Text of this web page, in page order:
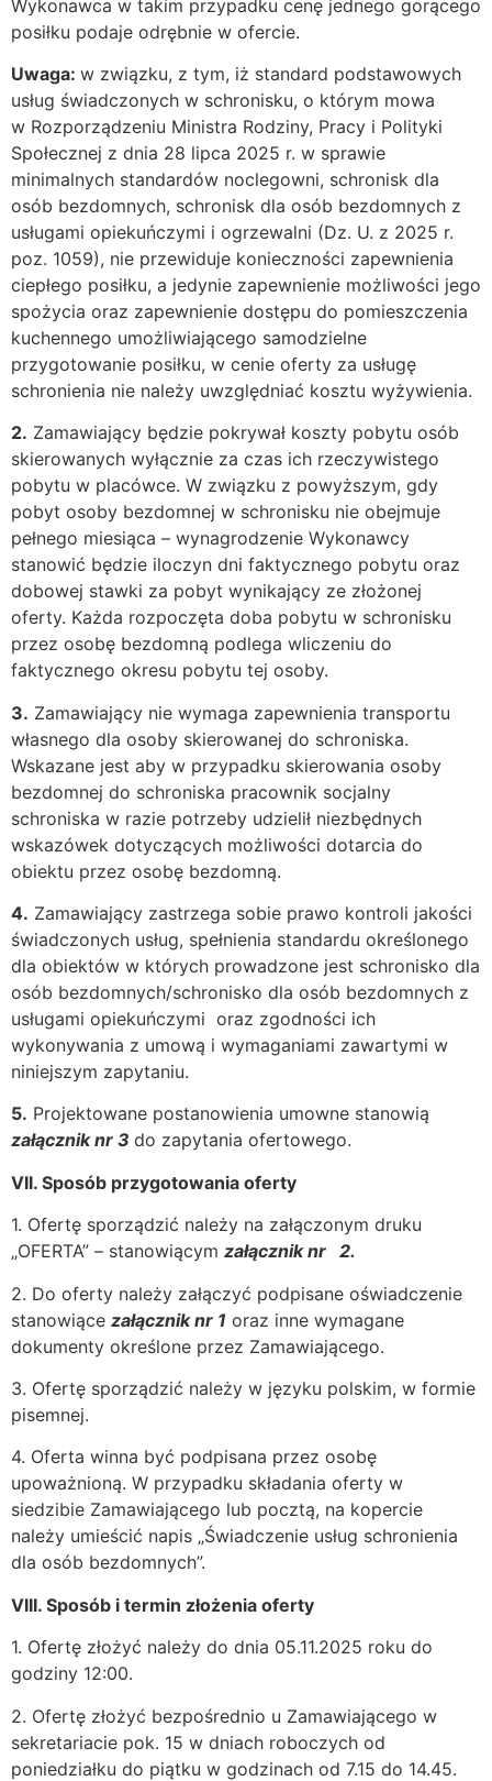
Wykonawca w takim przypadku cenę jednego gorącego
posiłku podaje odrębnie w ofercie.
Uwaga: w związku, z tym, iż standard podstawowych
usług świadczonych w schronisku, o którym mowa
w Rozporządzeniu Ministra Rodziny, Pracy i Polityki
Społecznej z dnia 28 lipca 2025 r. w sprawie
minimalnych standardów noclegowni, schronisk dla
osób bezdomnych, schronisk dla osób bezdomnych z
usługami opiekuńczymi i ogrzewalni (Dz. U. z 2025 r.
poz. 1059), nie przewiduje konieczności zapewnienia
ciepłego posiłku, a jedynie zapewnienie możliwości jego
spożycia oraz zapewnienie dostępu do pomieszczenia
kuchennego umożliwiającego samodzielne
przygotowanie posiłku, w cenie oferty za usługę
schronienia nie należy uwzględniać kosztu wyżywienia.
2. Zamawiający będzie pokrywał koszty pobytu osób
skierowanych wyłącznie za czas ich rzeczywistego
pobytu w placówce. W związku z powyższym, gdy
pobyt osoby bezdomnej w schronisku nie obejmuje
pełnego miesiąca – wynagrodzenie Wykonawcy
stanowić będzie iloczyn dni faktycznego pobytu oraz
dobowej stawki za pobyt wynikający ze złożonej
oferty. Każda rozpoczęta doba pobytu w schronisku
przez osobę bezdomną podlega wliczeniu do
faktycznego okresu pobytu tej osoby.
3. Zamawiający nie wymaga zapewnienia transportu
własnego dla osoby skierowanej do schroniska.
Wskazane jest aby w przypadku skierowania osoby
bezdomnej do schroniska pracownik socjalny
schroniska w razie potrzeby udzielił niezbędnych
wskazówek dotyczących możliwości dotarcia do
obiektu przez osobę bezdomną.
4. Zamawiający zastrzega sobie prawo kontroli jakości
świadczonych usług, spełnienia standardu określonego
dla obiektów w których prowadzone jest schronisko dla
osób bezdomnych/schronisko dla osób bezdomnych z
usługami opiekuńczymi oraz zgodności ich
wykonywania z umową i wymaganiami zawartymi w
niniejszym zapytaniu.
5. Projektowane postanowienia umowne stanowią
załącznik nr 3 do zapytania ofertowego.
VII. Sposób przygotowania oferty
1. Ofertę sporządzić należy na załączonym druku
„OFERTA” – stanowiącym załącznik nr 2.
2. Do oferty należy załączyć podpisane oświadczenie
stanowiące załącznik nr 1 oraz inne wymagane
dokumenty określone przez Zamawiającego.
3. Ofertę sporządzić należy w języku polskim, w formie
pisemnej.
4. Oferta winna być podpisana przez osobę
upoważnioną. W przypadku składania oferty w
siedzibie Zamawiającego lub pocztą, na kopercie
należy umieścić napis „Świadczenie usług schronienia
dla osób bezdomnych”.
VIII. Sposób i termin złożenia oferty
1. Ofertę złożyć należy do dnia 05.11.2025 roku do
godziny 12:00.
2. Ofertę złożyć bezpośrednio u Zamawiającego w
sekretariacie pok. 15 w dniach roboczych od
poniedziałku do piątku w godzinach od 7.15 do 14.45.